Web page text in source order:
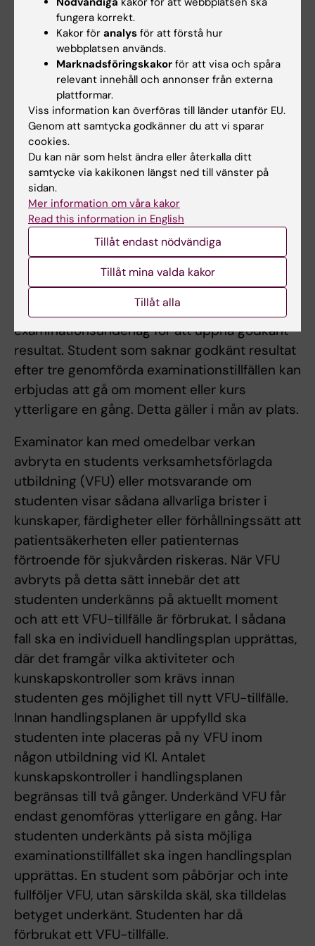
verksamhetsförlagd utbildning samt
deltagande i kursens obligatoriska delar.
Betyg sätts av examinator.
Deltagande i seminarier, simulering på KTC
och verksamhetsförlagd utbildning är
obligatoriskt. Vid frånvaro från kursens
obligatoriska delar sker kompensation i
samråd med examinator. För sent inlämnade
examinationsuppgifter beaktas ej. Studenter
som inte lämnat in uppgifter i tid, hänvisas till
omtentamenstillfället.
Examinator bedömer om en student har
särskilda skäl för förseningen. Examinator ges
möjlighet att fatta beslut om komplettering av
examinationsunderlag för att uppnå godkänt
resultat. Student som saknar godkänt resultat
efter tre genomförda examinationstillfällen kan
erbjudas att gå om moment eller kurs
ytterligare en gång. Detta gäller i mån av plats.
Examinator kan med omedelbar verkan
avbryta en students verksamhetsförlagda
utbildning (VFU) eller motsvarande om
studenten visar sådana allvarliga brister i
kunskaper, färdigheter eller förhållningssätt att
patientsäkerheten eller patienternas
förtroende för sjukvården riskeras. När VFU
avbryts på detta sätt innebär det att
studenten underkänns på aktuellt moment
och att ett VFU-tillfälle är förbrukat. I sådana
fall ska en individuell handlingsplan upprättas,
där det framgår vilka aktiviteter och
kunskapskontroller som krävs innan
studenten ges möjlighet till nytt VFU-tillfälle.
Innan handlingsplanen är uppfylld ska
studenten inte placeras på ny VFU inom
någon utbildning vid KI. Antalet
kunskapskontroller i handlingsplanen
begränsas till två gånger. Underkänd VFU får
endast genomföras ytterligare en gång. Har
studenten underkänts på sista möjliga
examinationstillfället ska ingen handlingsplan
upprättas. En student som påbörjar och inte
fullföljer VFU, utan särskilda skäl, ska tilldelas
betyget underkänt. Studenten har då
förbrukat ett VFU-tillfälle.
fungera korrekt.
Kakor för analys för att förstå hur
webbplatsen används.
Marknadsföringskakor för att visa och spåra
relevant innehåll och annonser från externa
plattformar.
Viss information kan överföras till länder utanför EU.
Genom att samtycka godkänner du att vi sparar
cookies.
Du kan när som helst ändra eller återkalla ditt
samtycke via kakikonen längst ned till vänster på
sidan.
Mer information om våra kakor
Read this information in English
Tillåt endast nödvändiga
Tillåt mina valda kakor
Tillåt alla